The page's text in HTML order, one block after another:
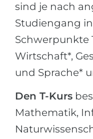
Holland-Test
Interessenkarte-Test
RIASEC-Test
Erfolg
100%
Unsere
BEWERBEN AUS …
Russland
Ukraine
Armenien
Belarus
sind je nach
Studiengang
Schwerpunkte
Wirtschaft*,
und Sprache*
Den T-Kurs
Mathematik,